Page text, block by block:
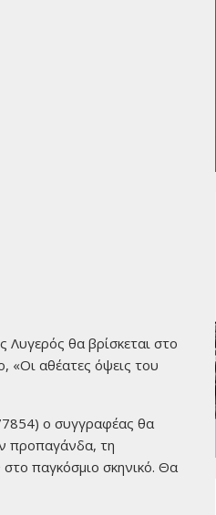
θα βρίσκεται στο
«Οι αθέατες όψεις του
ο συγγραφέας θα
προπαγάνδα, τη
παγκόσμιο σκηνικό. Θα